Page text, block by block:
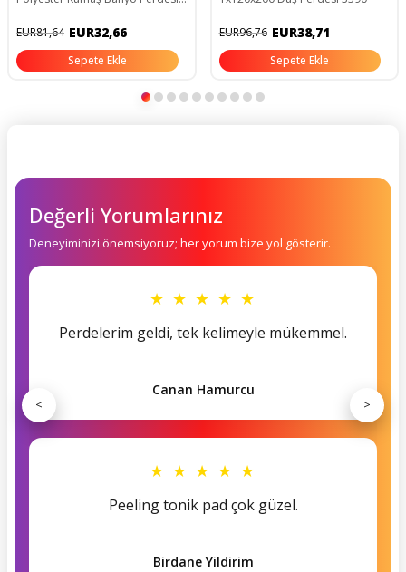
Perdesi 180x200 Cm
EUR81,64 EUR32,66
Sepete Ekle
EUR96,76 EUR38,71
Sepete Ekle
Değerli Yorumlarınız
Deneyiminizi önemsiyoruz; her yorum bize yol gösterir.
★ ★ ★ ★ ★
Perdelerim geldi, tek kelimeyle mükemmel.
Canan Hamurcu
★ ★ ★ ★ ★
Peeling tonik pad çok güzel.
Birdane Yildirim
< >